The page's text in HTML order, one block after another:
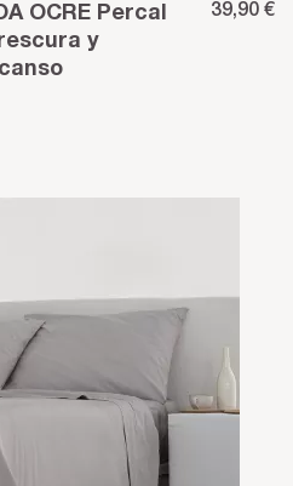
OCRE Percal
y
39,90 €